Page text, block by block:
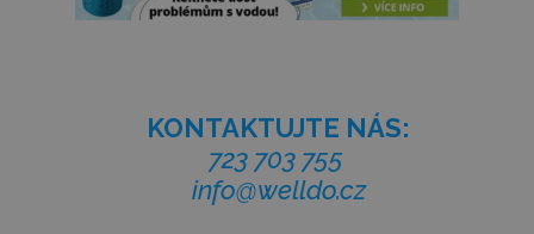
KONTAKTUJTE NÁS:
723 703 755
info@welldo.cz